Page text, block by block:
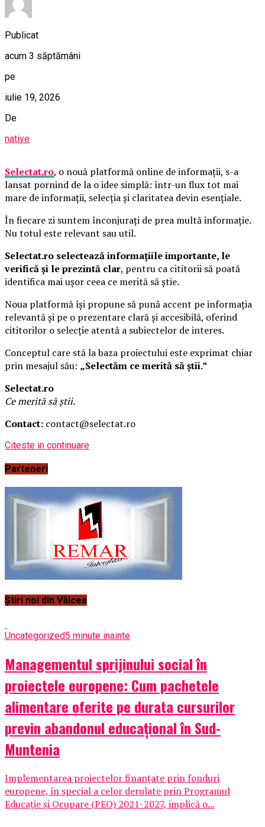
Publicat
acum 3 săptămâni
pe
iulie 19, 2026
De
native
Selectat.ro, o nouă platformă online de informații, s-a
lansat pornind de la o idee simplă: într-un flux tot mai
mare de informații, selecția și claritatea devin esențiale.
În fiecare zi suntem înconjurați de prea multă informație.
Nu totul este relevant sau util.
Selectat.ro selectează informațiile importante, le
verifică și le prezintă clar, pentru ca cititorii să poată
identifica mai ușor ceea ce merită să știe.
Noua platformă își propune să pună accent pe informația
relevantă și pe o prezentare clară și accesibilă, oferind
cititorilor o selecție atentă a subiectelor de interes.
Conceptul care stă la baza proiectului este exprimat chiar
prin mesajul său: „Selectăm ce merită să știi.”
Selectat.ro
Ce merită să știi.
Contact: contact@selectat.ro
Citeste in continuare
Parteneri
Știri noi din Vâlcea
Uncategorized5 minute inainte
Managementul sprijinului social în
proiectele europene: Cum pachetele
alimentare oferite pe durata cursurilor
previn abandonul educațional în Sud-
Muntenia
Implementarea proiectelor finanțate prin fonduri
europene, în special a celor derulate prin Programul
Educație și Ocupare (PEO) 2021-2027, implică o...